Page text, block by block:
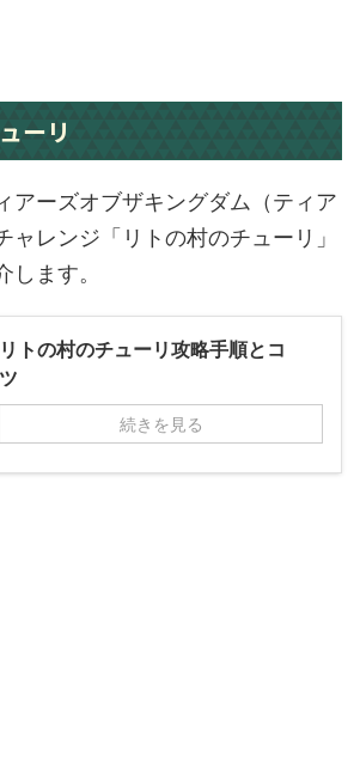
ーリ
アーズオブザキングダム（ティア
ャレンジ「リトの村のチューリ」
します。
リトの村のチューリ攻略手順とコ
ツ
続きを見る